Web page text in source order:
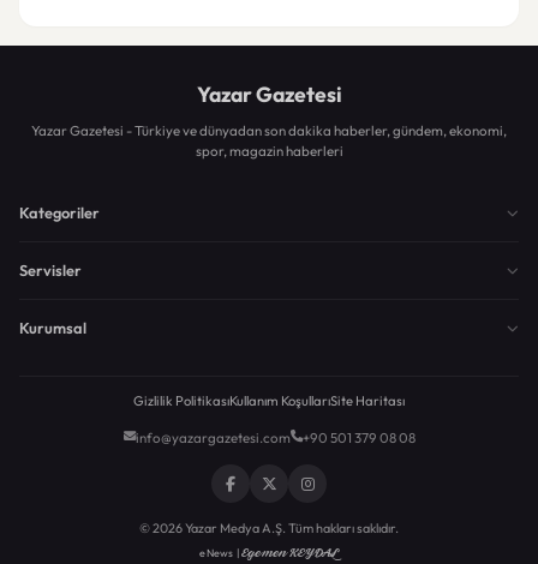
Yazar Gazetesi
Yazar Gazetesi - Türkiye ve dünyadan son dakika haberler, gündem, ekonomi,
spor, magazin haberleri
Kategoriler
Servisler
Kurumsal
Gizlilik PolitikasıKullanım KoşullarıSite Haritası
info@yazargazetesi.com +90 501 379 08 08
© 2026 Yazar Medya A.Ş. Tüm hakları saklıdır.
eNews |Egemen KEYDAL